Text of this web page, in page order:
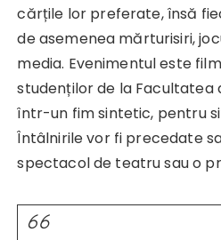
cărțile lor preferate, însă
de asemenea mărturisiri,
media. Evenimentul este
studenților de la
într-un fim sintetic, pentru
Întâlnirile vor fi precedate
spectacol de teatru sau o